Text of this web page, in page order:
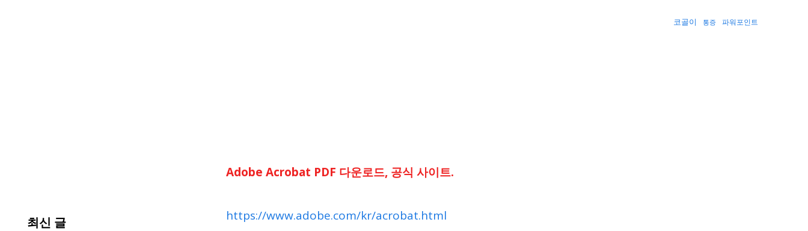
Adobe Acrobat PDF 다운로드, 공식 사이트.
https://www.adobe.com/kr/acrobat.html
최신 글
코골이 통증 파워포인트